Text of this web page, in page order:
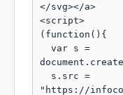
</svg></a>
<script>
(function(){
"https://